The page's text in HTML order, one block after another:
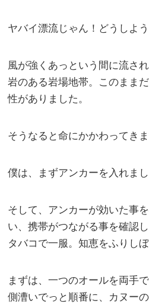
ヤバイ漂流じゃん！どうしよう
風が強くあっという間に流さ
岩のある岩場地帯。このまま
性がありました。
そうなると命にかかわってきま
僕は、まずアンカーを入れまし
そして、アンカーが効いた事
い、携帯がつながる事を確認
タバコで一服。知恵をふりしぼ
まずは、一つのオールを両手
側漕いでっと順番に、カヌー